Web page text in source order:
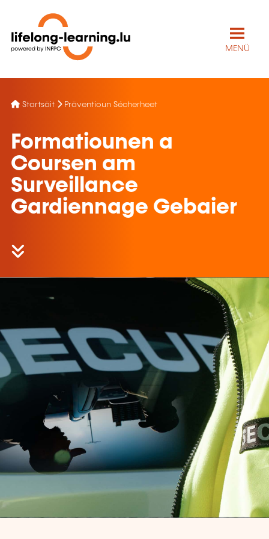
MENÜ
Startsäit Präventioun Sécherheet
Formatiounen a
Coursen am
Surveillance
Gardiennage Gebaier